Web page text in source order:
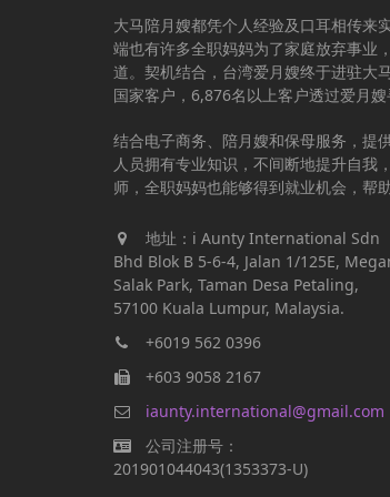
大马陪月嫂都凭个人经验及口耳相传来
端也有许多全职妈妈为了家庭放弃事业
道。契机结合，台湾爱月嫂终于进驻大
国家客户，6,876名以上客户透过爱月嫂
结合电子商务、陪月嫂和保母服务，提
人员拥有专业知识，不间断地提升自我
师，全职妈妈也能够得到就业机会，帮
地址：i Aunty International Sdn
Bhd Blok B 5-6-4, Jalan 1/125E,
Salak Park, Taman Desa Petaling,
57100 Kuala Lumpur, Malaysia.
+6019 562 0396
+603 9058 2167
iaunty.international@gmail.com
公司注册号：
201901044043(1353373-U)